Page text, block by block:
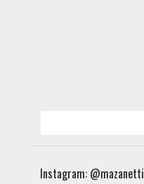
Instagram: @mazanetti